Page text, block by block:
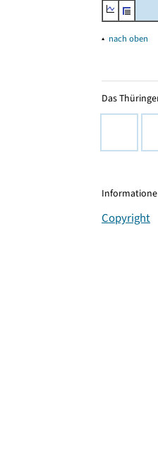
▴ nach oben
Das
Copyright